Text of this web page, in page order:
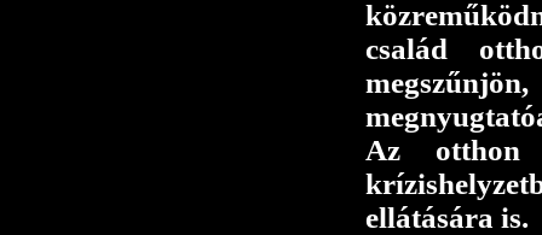
család
Az otthon
ellátására is.